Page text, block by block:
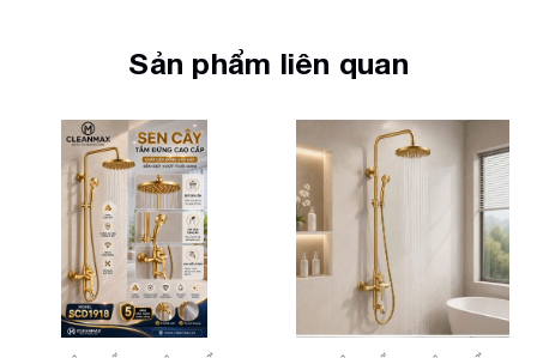
Sản phẩm liên quan